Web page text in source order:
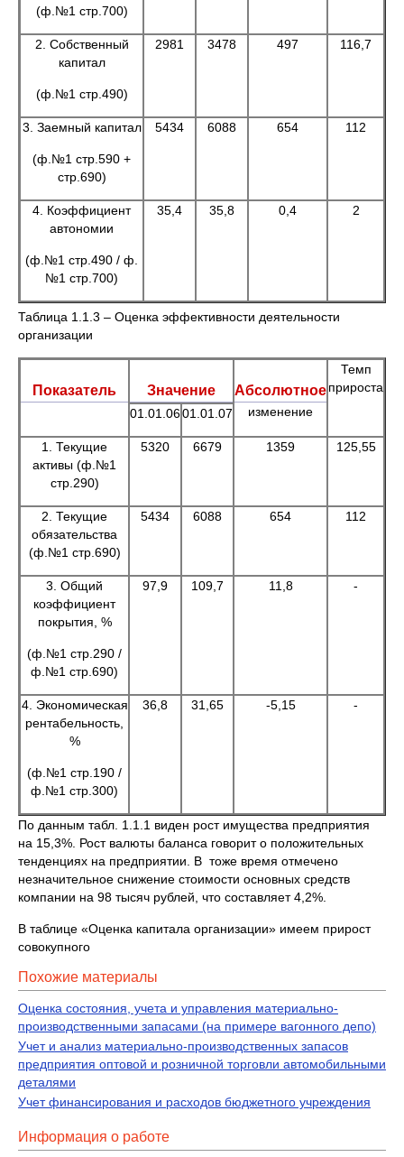
(ф.№1 стр.700)
2. Собственный
капитал
(ф.№1 стр.490)
2981 3478 497 116,7
3. Заемный капитал
(ф.№1 стр.590 +
стр.690)
5434 6088 654 112
4. Коэффициент
автономии
(ф.№1 стр.490 / ф.
№1 стр.700)
35,4 35,8 0,4 2
Таблица 1.1.3 – Оценка эффективности деятельности
организации
Показатель Значение Абсолютное
изменение
Темп
прироста
01.01.0601.01.07
1. Текущие
активы (ф.№1
стр.290)
5320 6679 1359 125,55
2. Текущие
обязательства
(ф.№1 стр.690)
5434 6088 654 112
3. Общий
коэффициент
покрытия, %
(ф.№1 стр.290 /
ф.№1 стр.690)
97,9 109,7 11,8 -
4. Экономическая
рентабельность,
%
(ф.№1 стр.190 /
ф.№1 стр.300)
36,8 31,65 -5,15 -
По данным табл. 1.1.1 виден рост имущества предприятия
на 15,3%. Рост валюты баланса говорит о положительных
тенденциях на предприятии. В тоже время отмечено
незначительное снижение стоимости основных средств
компании на 98 тысяч рублей, что составляет 4,2%.
В таблице «Оценка капитала организации» имеем прирост
совокупного
Похожие материалы
Оценка состояния, учета и управления материально-
производственными запасами (на примере вагонного депо)
Учет и анализ материально-производственных запасов
предприятия оптовой и розничной торговли автомобильными
деталями
Учет финансирования и расходов бюджетного учреждения
Информация о работе